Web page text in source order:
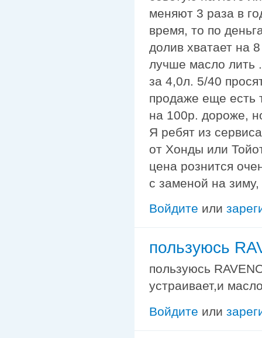
меняют 3 раза в
время, то по
долив хватает на
лучше масло лить
за 4,0л. 5/40
продаже еще есть
на 100р. дороже,
Я ребят из
от Хонды или
цена рознится
с заменой на
Войдите или
пользуюсь
пользуюсь
устраивает,и
Войдите или